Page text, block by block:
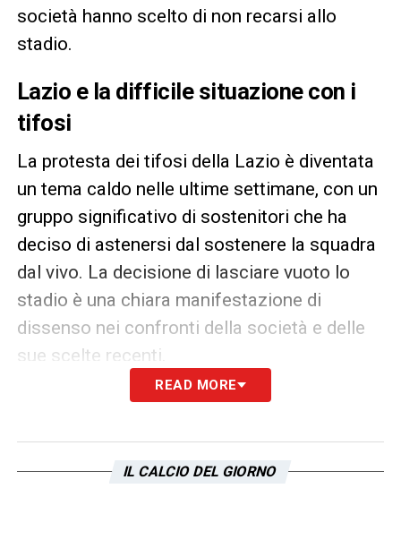
società hanno scelto di non recarsi allo
stadio.
Lazio e la difficile situazione con i
tifosi
La protesta dei tifosi della Lazio è diventata
un tema caldo nelle ultime settimane, con un
gruppo significativo di sostenitori che ha
deciso di astenersi dal sostenere la squadra
dal vivo. La decisione di lasciare vuoto lo
stadio è una chiara manifestazione di
dissenso nei confronti della società e delle
sue scelte recenti.
Paradiso e il suo legame con la
Tommaso Paradiso, noto tifoso
READ MORE
IL CALCIO DEL GIORNO